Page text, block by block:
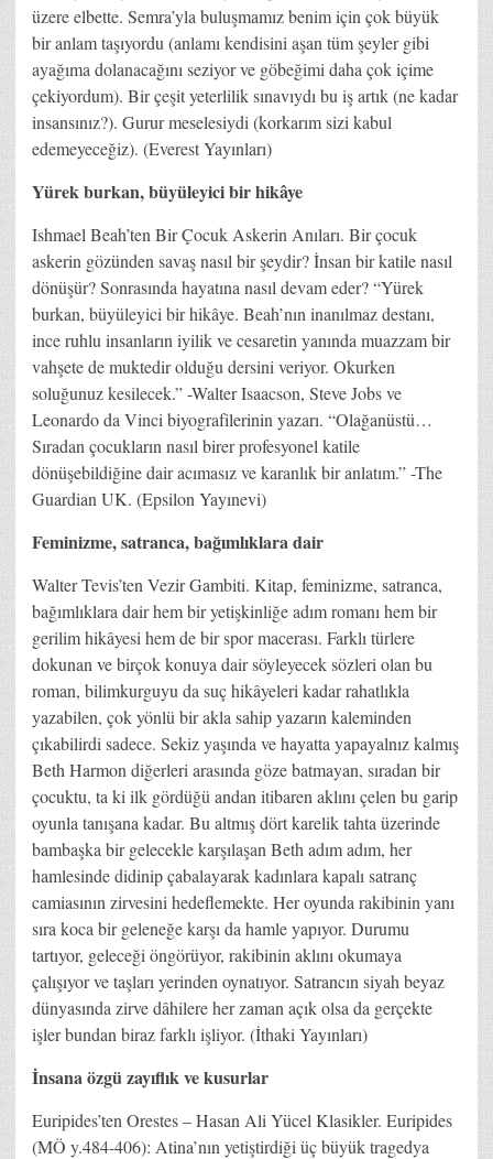
üzere elbette. Semra’yla buluşmamız benim için çok büyük
bir anlam taşıyordu (anlamı kendisini aşan tüm şeyler gibi
ayağıma dolanacağını seziyor ve göbeğimi daha çok içime
çekiyordum). Bir çeşit yeterlilik sınavıydı bu iş artık (ne kadar
insansınız?). Gurur meselesiydi (korkarım sizi kabul
edemeyeceğiz). (Everest Yayınları)
Yürek burkan, büyüleyici bir hikâye
Ishmael Beah’ten Bir Çocuk Askerin Anıları. Bir çocuk
askerin gözünden savaş nasıl bir şeydir? İnsan bir katile nasıl
dönüşür? Sonrasında hayatına nasıl devam eder? “Yürek
burkan, büyüleyici bir hikâye. Beah’nın inanılmaz destanı,
ince ruhlu insanların iyilik ve cesaretin yanında muazzam bir
vahşete de muktedir olduğu dersini veriyor. Okurken
soluğunuz kesilecek.” -Walter Isaacson, Steve Jobs ve
Leonardo da Vinci biyografilerinin yazarı. “Olağanüstü…
Sıradan çocukların nasıl birer profesyonel katile
dönüşebildiğine dair acımasız ve karanlık bir anlatım.” -The
Guardian UK. (Epsilon Yayınevi)
Feminizme, satranca, bağımlıklara dair
Walter Tevis’ten Vezir Gambiti. Kitap, feminizme, satranca,
bağımlıklara dair hem bir yetişkinliğe adım romanı hem bir
gerilim hikâyesi hem de bir spor macerası. Farklı türlere
dokunan ve birçok konuya dair söyleyecek sözleri olan bu
roman, bilimkurguyu da suç hikâyeleri kadar rahatlıkla
yazabilen, çok yönlü bir akla sahip yazarın kaleminden
çıkabilirdi sadece. Sekiz yaşında ve hayatta yapayalnız kalmış
Beth Harmon diğerleri arasında göze batmayan, sıradan bir
çocuktu, ta ki ilk gördüğü andan itibaren aklını çelen bu garip
oyunla tanışana kadar. Bu altmış dört karelik tahta üzerinde
bambaşka bir gelecekle karşılaşan Beth adım adım, her
hamlesinde didinip çabalayarak kadınlara kapalı satranç
camiasının zirvesini hedeflemekte. Her oyunda rakibinin yanı
sıra koca bir geleneğe karşı da hamle yapıyor. Durumu
tartıyor, geleceği öngörüyor, rakibinin aklını okumaya
çalışıyor ve taşları yerinden oynatıyor. Satrancın siyah beyaz
dünyasında zirve dâhilere her zaman açık olsa da gerçekte
işler bundan biraz farklı işliyor. (İthaki Yayınları)
İnsana özgü zayıflık ve kusurlar
Euripides’ten Orestes – Hasan Ali Yücel Klasikler. Euripides
(MÖ y.484-406): Atina’nın yetiştirdiği üç büyük tragedya